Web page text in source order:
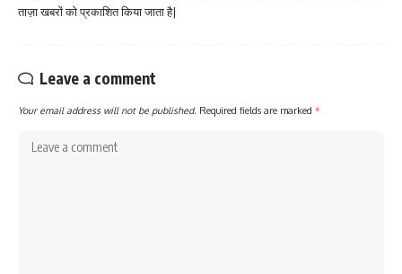
ताज़ा खबरों को प्रकाशित किया जाता है|
Leave a comment
Your email address will not be published. Required fields are marked *